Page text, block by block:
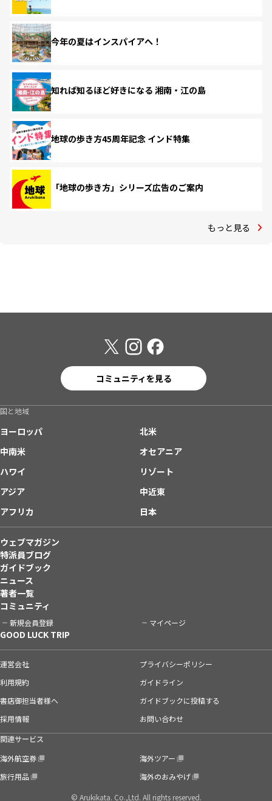
今年の夏はインスパイアへ！
知れば知るほど好きになる 湘南・江の島
地球の歩き方45周年記念 インド特集
「地球の歩き方」シリーズ広告のご案内
もっと見る
コミュニティを見る
国と地域
ヨーロッパ
北米
中南米
オセアニア
ハワイ
リゾート
アジア
中近東
アフリカ
日本
ウェブマガジン
特派員ブログ
ガイドブック
ニュース
著者一覧
コミュニティ
新規会員登録 マイページ
GOOD LUCK TRIP
運営会社
プライバシーポリシー
利用規約
ガイドライン
書店御担当者様へ
ガイドブックに投稿する
採用情報
お問い合わせ
関連サービス
海外航空券
海外ツアー
旅行用品
海外のおみやげ
© Arukikata. Co.,Ltd. All rights reserved.